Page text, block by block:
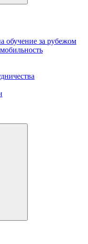
обучение за рубежом